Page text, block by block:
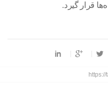
قرار گیرد.